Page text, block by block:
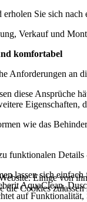
Sie sich nach
Verkauf und
komfortabel
Anforderungen an
diese Ansprüche
Eigenschaften,
wie das
funktionalen
lassen sich
AquaClean,
auf
Einige von
die Cookies